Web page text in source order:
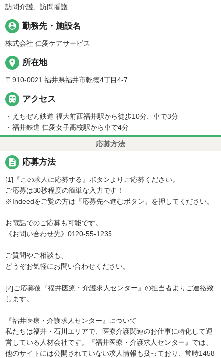
訪問介護、訪問看護
person_pin 勤務先・施設名
株式会社 仁愛ケアサービス
place 所在地
〒910-0021 福井県福井市乾徳4丁目4-7
 アクセス
・えちぜん鉄道 福大前西福井駅から徒歩10分、車で3分
・福井鉄道 仁愛女子高校駅から車で4分
応募方法
description 応募方法
[1]『この求人に応募する』ボタンよりご応募ください。
ご応募は30秒程度の簡単な入力です！
※Indeedをご覧の方は『応募先へ進むボタン』を押してください。
お電話でのご応募も可能です。
《お問い合わせ先》0120-55-1235
ご質問やご相談も、
どうぞお気軽にお問い合わせください。
[2]ご応募後『福井医療・介護求人センター』の担当者よりご連絡致
します。
『福井医療・介護求人センター』について
私たちは福井・石川エリアで、医療介護関連のお仕事に特化して運
営している人材会社です。『福井医療・介護求人センター』では、
他のサイトには公開されていない求人情報も扱っており、常時1458